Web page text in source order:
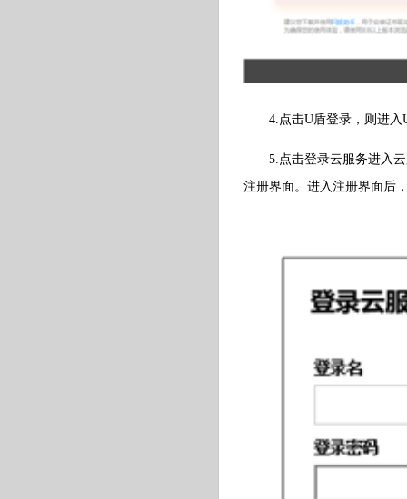
4.点击U盾登录，则进入U
5.点击登录云服务进入云
注册界面。进入注册界面后